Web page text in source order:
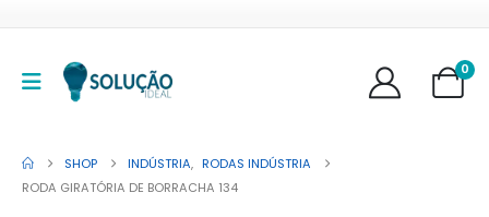
0
SHOP INDÚSTRIA, RODAS INDÚSTRIA
RODA GIRATÓRIA DE BORRACHA 134